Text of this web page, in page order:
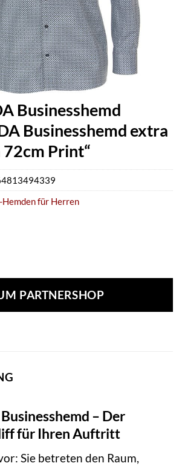
Businesshemd
Businesshemd extra
Print“
PARTNERSHOP
Hemden für Herren
– Der
für Ihren Auftritt
Sie betreten den Raum,